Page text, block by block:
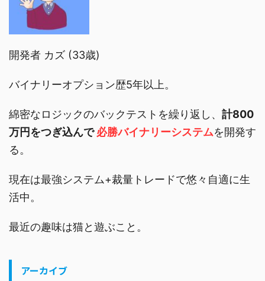
開発者 カズ (33歳)
バイナリーオプション歴5年以上。
綿密なロジックのバックテストを繰り返し、 計800
万円をつぎ込んで必勝バイナリーシステムを開発す
る。
現在は最強システム+裁量トレードで悠々自適に生
活中。
最近の趣味は猫と遊ぶこと。
アーカイブ